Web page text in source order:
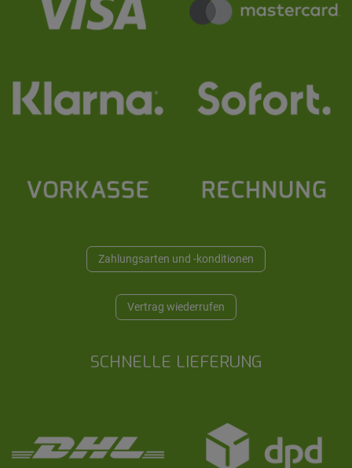
Zahlungsarten und -konditionen
Vertrag wiederrufen
SCHNELLE LIEFERUNG